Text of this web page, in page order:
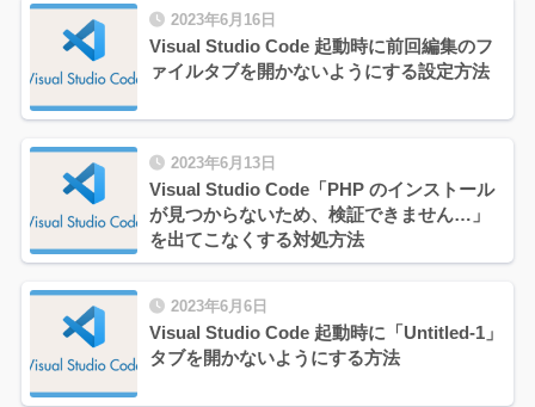
2023年6月16日
Visual Studio Code 起動時に前回編集のフ
ァイルタブを開かないようにする設定方法
2023年6月13日
Visual Studio Code「PHP のインストール
が見つからないため、検証できません…」
を出てこなくする対処方法
2023年6月6日
Visual Studio Code 起動時に「Untitled-1」
タブを開かないようにする方法